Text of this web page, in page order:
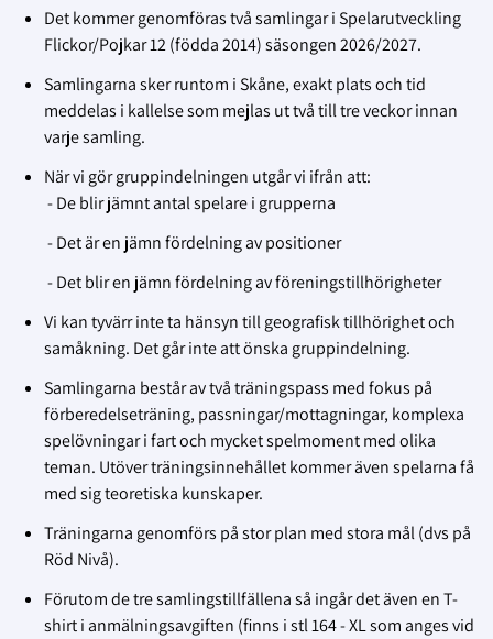
Det kommer genomföras två samlingar i Spelarutveckling
Flickor/Pojkar 12 (födda 2014) säsongen 2026/2027.
Samlingarna sker runtom i Skåne, exakt plats och tid
meddelas i kallelse som mejlas ut två till tre veckor innan
varje samling.
När vi gör gruppindelningen utgår vi ifrån att:
- De blir jämnt antal spelare i grupperna
- Det är en jämn fördelning av positioner
- Det blir en jämn fördelning av föreningstillhörigheter
Vi kan tyvärr inte ta hänsyn till geografisk tillhörighet och
samåkning. Det går inte att önska gruppindelning.
Samlingarna består av två träningspass med fokus på
förberedelseträning, passningar/mottagningar, komplexa
spelövningar i fart och mycket spelmoment med olika
teman. Utöver träningsinnehållet kommer även spelarna få
med sig teoretiska kunskaper.
Träningarna genomförs på stor plan med stora mål (dvs på
Röd Nivå).
Förutom de tre samlingstillfällena så ingår det även en T-
shirt i anmälningsavgiften (finns i stl 164 - XL som anges vid